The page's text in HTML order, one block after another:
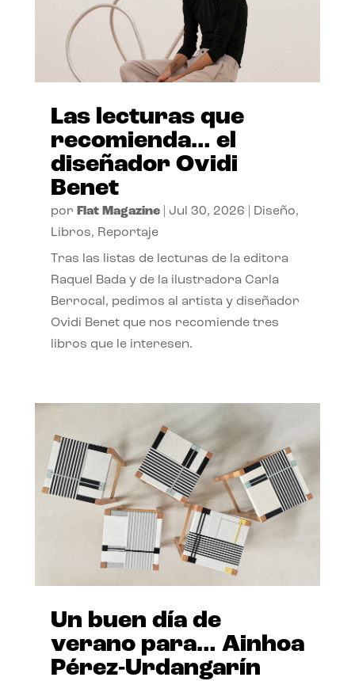
Las lecturas que
recomienda… el
diseñador Ovidi
Benet
por Flat Magazine| Jul 30, 2026 Diseño,
Libros, Reportaje
Tras las listas de lecturas de la editora
Raquel Bada y de la ilustradora Carla
Berrocal, pedimos al artista y diseñador
Ovidi Benet que nos recomiende tres
libros que le interesen.
Un buen día de
verano para… Ainhoa
Pérez-Urdangarín